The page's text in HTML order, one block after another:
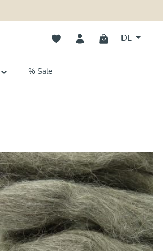
Du hast 0 Produkte auf dem
DE
% Sale